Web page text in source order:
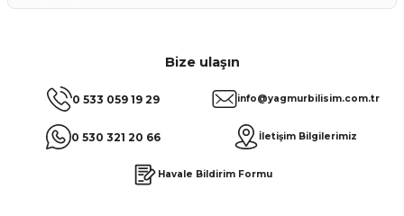
Bize ulaşın
0 533 059 19 29
0 530 321 20 66
info@yagmurbilisim.com.tr
İletişim Bilgilerimiz
Havale Bildirim Formu